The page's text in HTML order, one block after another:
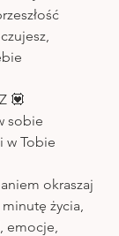
💟
sobie
w Tobie
okraszaj
życia,
emocje,